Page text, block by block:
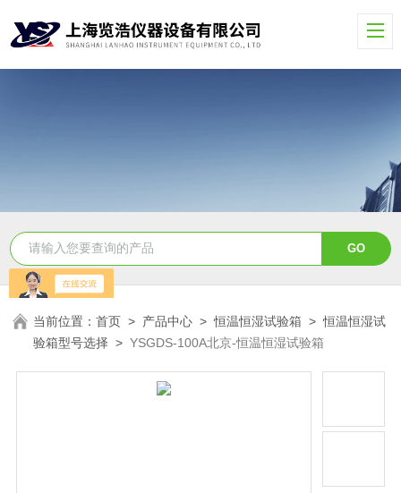
当前位置：首页 > 产品中心 >恒温恒湿试验箱 >恒温恒湿试
验箱型号选择 >YSGDS-100A北京-恒温恒湿试验箱